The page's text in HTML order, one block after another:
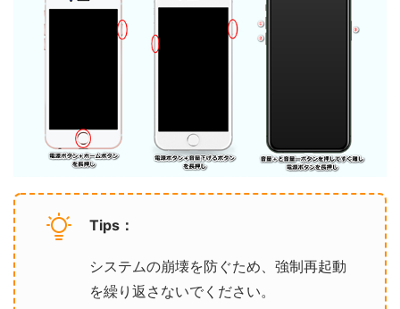
Tips：
システムの崩壊を防ぐため、強制再起動
を繰り返さないでください。